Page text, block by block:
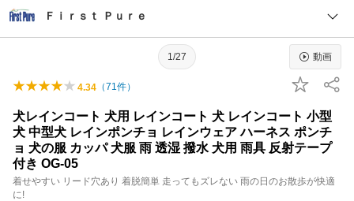
Ｆｉｒｓｔ Ｐｕｒｅ
1/27 動画
4.34 （71件）
犬レインコート 犬用 レインコート 犬 レインコート 小型
犬 中型犬 レインポンチョ レインウェア ハーネス ポンチ
ョ 犬の服 カッパ 犬服 雨 透湿 撥水 犬用 雨具 反射テープ
付き OG-05
着せやすい リード穴あり 着脱簡単 走ってもズレない 雨の日のお散歩が快適
に!